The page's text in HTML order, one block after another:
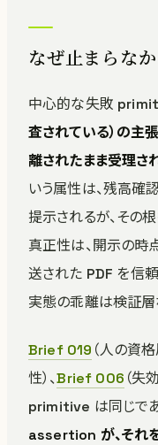
なぜ止まらな
中心的な失敗
査されている）の主
離されたまま受理さ
いう属性は、残高確
提示されるが、その
真正性は、開示の時
送された PDF を信
実態の乖離は検証層
Brief 019 （人の資格
性）、Brief 006 （失
primitive は同じであ
assertion が、それ